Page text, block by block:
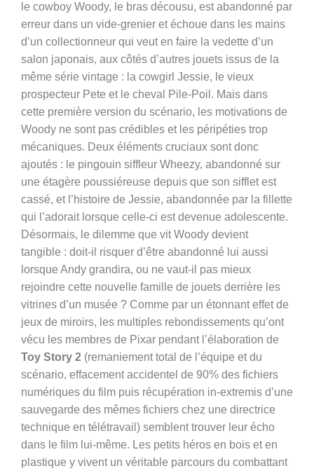
le cowboy Woody, le bras décousu, est abandonné par
erreur dans un vide-grenier et échoue dans les mains
d’un collectionneur qui veut en faire la vedette d’un
salon japonais, aux côtés d’autres jouets issus de la
même série vintage : la cowgirl Jessie, le vieux
prospecteur Pete et le cheval Pile-Poil. Mais dans
cette première version du scénario, les motivations de
Woody ne sont pas crédibles et les péripéties trop
mécaniques. Deux éléments cruciaux sont donc
ajoutés : le pingouin siffleur Wheezy, abandonné sur
une étagère poussiéreuse depuis que son sifflet est
cassé, et l’histoire de Jessie, abandonnée par la fillette
qui l’adorait lorsque celle-ci est devenue adolescente.
Désormais, le dilemme que vit Woody devient
tangible : doit-il risquer d’être abandonné lui aussi
lorsque Andy grandira, ou ne vaut-il pas mieux
rejoindre cette nouvelle famille de jouets derrière les
vitrines d’un musée ? Comme par un étonnant effet de
jeux de miroirs, les multiples rebondissements qu’ont
vécu les membres de Pixar pendant l’élaboration de
Toy Story 2 (remaniement total de l’équipe et du
scénario, effacement accidentel de 90% des fichiers
numériques du film puis récupération in-extremis d’une
sauvegarde des mêmes fichiers chez une directrice
technique en télétravail) semblent trouver leur écho
dans le film lui-même. Les petits héros en bois et en
plastique y vivent un véritable parcours du combattant